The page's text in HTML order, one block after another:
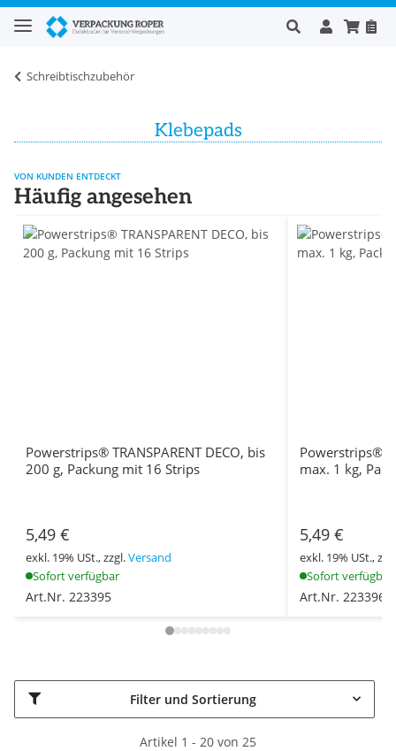
Schreibtischzubehör
Klebepads
VON KUNDEN ENTDECKT
Häufig angesehen
Powerstrips® TRANSPARENT DECO, bis
200 g, Packung mit 16 Strips
5,49 €
exkl. 19% USt., zzgl.Versand
Sofort verfügbar
Art.Nr. 223395
Powerstrips®
max. 1 kg,
5,49 €
exkl. 19% USt.,
Sofort verfügbar
Art.Nr. 223396
Filter und Sortierung
Artikel 1 - 20 von 25